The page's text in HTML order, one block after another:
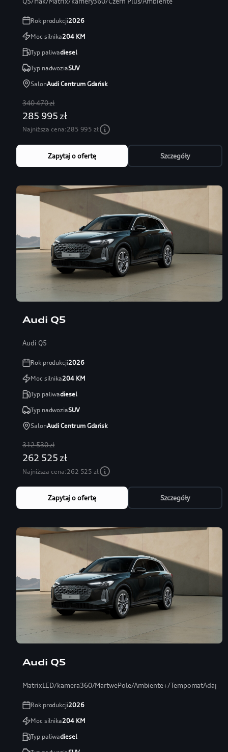
Rok produkcji2026
Moc silnika204KM
Typ paliwadiesel
Typ nadwoziaSUV
SalonAudi Centrum Gdańsk
340 470 zł
285 995 zł
Najniższa cena:285 995 zł
Zapytaj o ofertę Szczegóły
Audi Q5
Audi Q5
Rok produkcji2026
Moc silnika204KM
Typ paliwadiesel
Typ nadwoziaSUV
SalonAudi Centrum Gdańsk
312 530 zł
262 525 zł
Najniższa cena:262 525 zł
Zapytaj o ofertę Szczegóły
Audi Q5
MatrixLED/kamera360/MartwePole/Ambiente+/
Rok produkcji2026
Moc silnika204KM
Typ paliwadiesel